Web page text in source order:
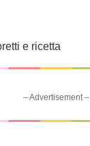
e ricetta
– Advertisement –